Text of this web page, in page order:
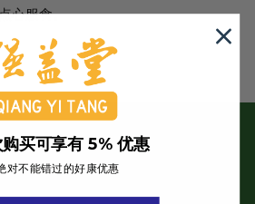
心服食。
买可享有 5% 优惠
对不能错过的好康优惠